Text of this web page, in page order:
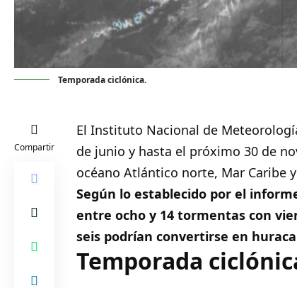
Temporada ciclónica.
Compartir
El Instituto Nacional de
de junio y hasta el próximo 30 de
océano Atlántico norte, Mar Caribe
Según lo establecido por el
entre ocho y 14 tormentas con
seis podrían convertirse en
Temporada